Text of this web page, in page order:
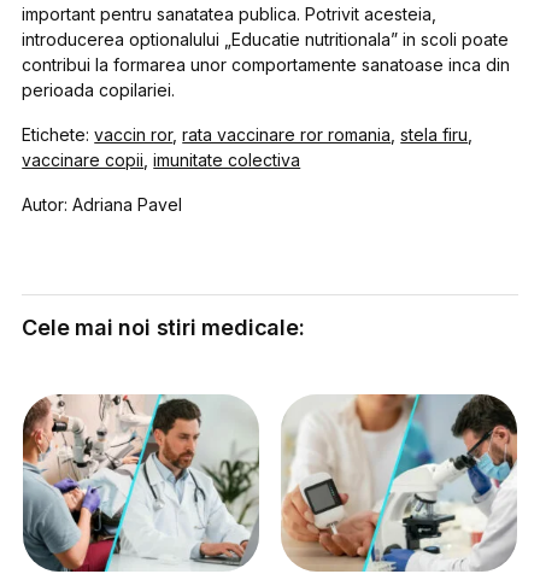
important pentru sanatatea publica. Potrivit acesteia,
introducerea optionalului „Educatie nutritionala” in scoli poate
contribui la formarea unor comportamente sanatoase inca din
perioada copilariei.
Etichete:vaccin ror,rata vaccinare ror romania ,stela firu
vaccinare copii ,imunitate colectiva
Autor: Adriana Pavel
Cele mai noi stiri medicale: